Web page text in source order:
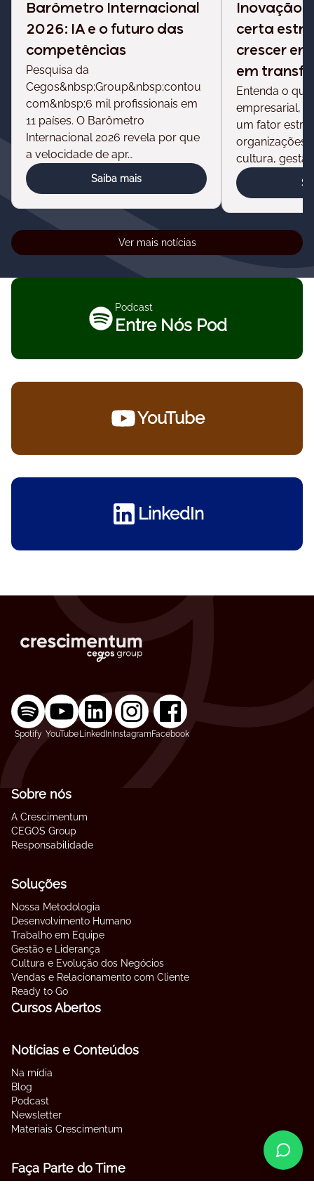
Barômetro Internacional
2026: IA e o futuro das
competências
Pesquisa da
Cegos&nbsp;Group&nbsp;contou
com&nbsp;6 mil profissionais em
11 países. O Barômetro
Internacional 2026 revela por que
a velocidade de apr…
Saiba mais
Inovação
certa
crescer
em
Entenda o
empresarial,
um fator
organizações
cultura,
Ver mais notícias
Podcast
Entre Nós Pod
YouTube
LinkedIn
Spotify YouTube LinkedIn InstagramFacebook
Sobre nós
A Crescimentum
CEGOS Group
Responsabilidade
Soluções
Nossa Metodologia
Desenvolvimento Humano
Trabalho em Equipe
Gestão e Liderança
Cultura e Evolução dos Negócios
Vendas e Relacionamento com Cliente
Ready to Go
Cursos Abertos
Notícias e Conteúdos
Na mídia
Blog
Podcast
Newsletter
Materiais Crescimentum
Faça Parte do Time